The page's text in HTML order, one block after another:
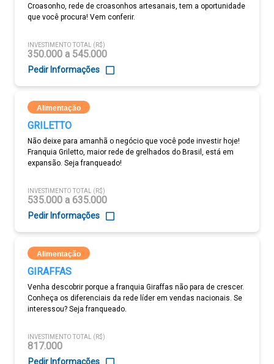
Croasonho, rede de croasonhos artesanais, tem a oportunidade
que você procura! Vem conferir.
INVESTIMENTO TOTAL (R$)
350.000 a 545.000
Pedir Informações
Alimentação
GRILETTO
Não deixe para amanhã o negócio que você pode investir hoje!
Franquia Griletto, maior rede de grelhados do Brasil, está em
expansão. Seja franqueado!
INVESTIMENTO TOTAL (R$)
535.000 a 635.000
Pedir Informações
Alimentação
GIRAFFAS
Venha descobrir porque a franquia Giraffas não para de crescer.
Conheça os diferenciais da rede líder em vendas nacionais. Se
interessou? Seja franqueado.
INVESTIMENTO TOTAL (R$)
817.000
Pedir Informações